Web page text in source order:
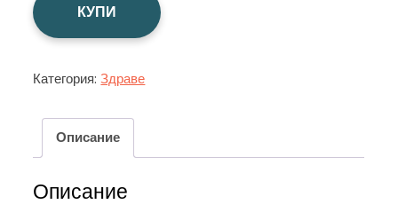
КУПИ
Категория:Здраве
Описание
Описание